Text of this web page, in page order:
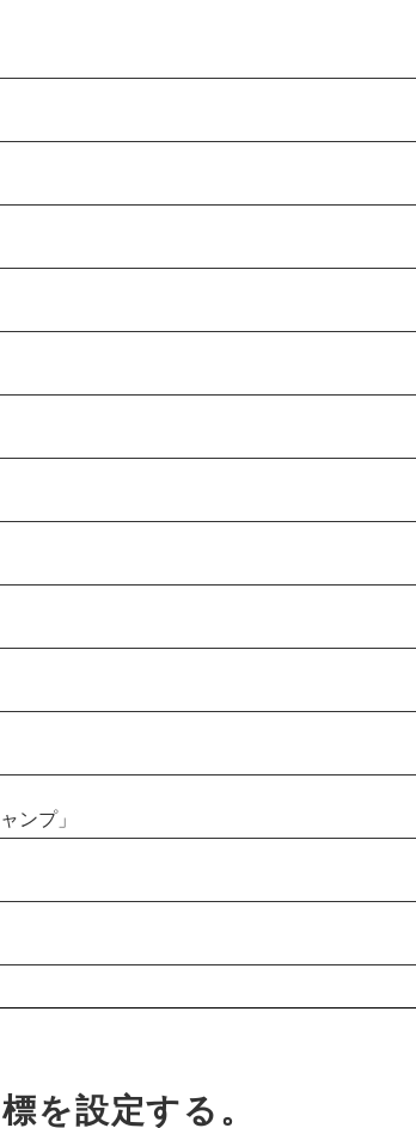
ンプ」
を設定する。